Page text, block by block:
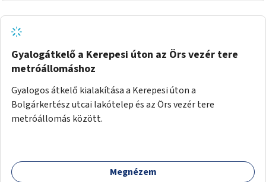
Gyalogátkelő a Kerepesi úton az Örs vezér tere
metróállomáshoz
Gyalogos átkelő kialakítása a Kerepesi úton a
Bolgárkertész utcai lakótelep és az Örs vezér tere
metróállomás között.
Megnézem